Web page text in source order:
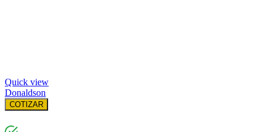
Quick view
Donaldson
COTIZAR